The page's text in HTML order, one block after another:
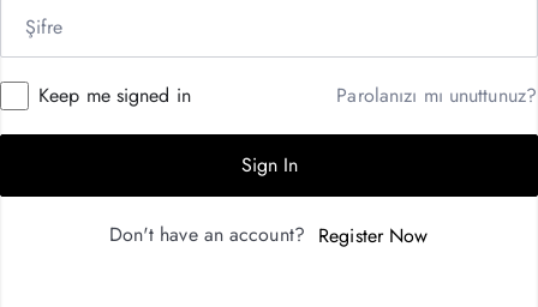
Keep me signed in Parolanızı mı unuttunuz?
Sign In
Don't have an account? Register Now